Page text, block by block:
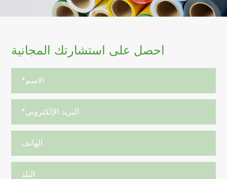
احصل على استشارتك المجانية